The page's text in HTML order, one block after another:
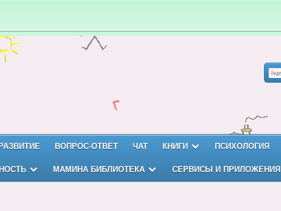
РАЗВИТИЕ ВОПРОС-ОТВЕТ ЧАТ КНИГИ ПСИХОЛОГИЯ
МАМИНА БИБЛИОТЕКА СЕРВИСЫ И ПРИЛОЖЕНИЯ